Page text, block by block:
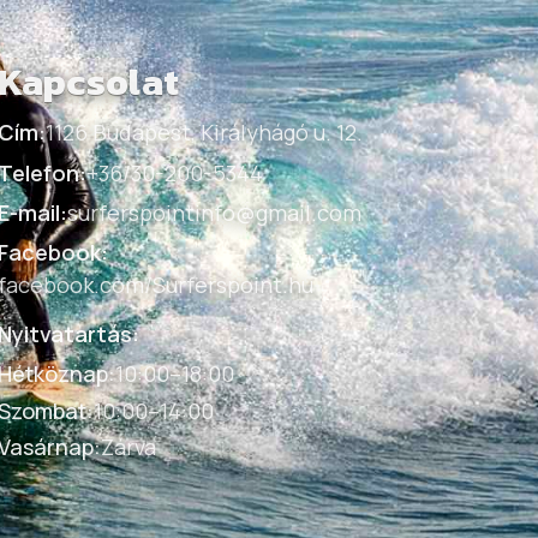
1126 Budapest, Királyhágó u. 12.
+36/30-200-5344
mail:surferspointinfo@gmail.com
Surferspoint.hu
:10:00–18:00
:10:00–14:00
:Zárva